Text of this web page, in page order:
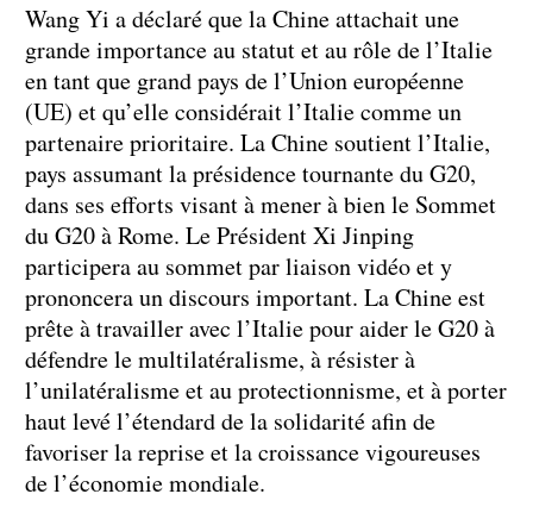
Wang Yi a déclaré que la Chine attachait une
grande importance au statut et au rôle de l’Italie
en tant que grand pays de l’Union européenne
(UE) et qu’elle considérait l’Italie comme un
partenaire prioritaire. La Chine soutient l’Italie,
pays assumant la présidence tournante du G20,
dans ses efforts visant à mener à bien le Sommet
du G20 à Rome. Le Président Xi Jinping
participera au sommet par liaison vidéo et y
prononcera un discours important. La Chine est
prête à travailler avec l’Italie pour aider le G20 à
défendre le multilatéralisme, à résister à
l’unilatéralisme et au protectionnisme, et à porter
haut levé l’étendard de la solidarité afin de
favoriser la reprise et la croissance vigoureuses
de l’économie mondiale.